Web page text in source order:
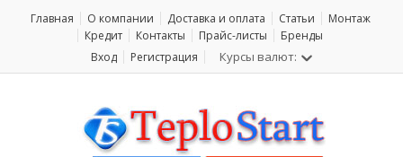
Главная О компании Доставка и оплата Статьи
Монтаж
Кредит
Контакты Прайс-листы
Бренды
Вход
Регистрация Курсы валют: